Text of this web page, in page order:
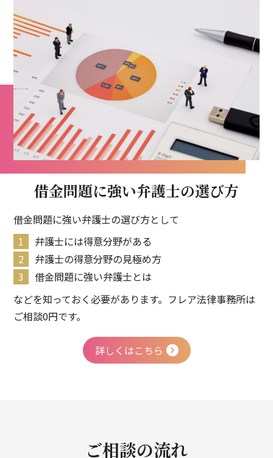
借金問題に強い弁護士の選び方
借金問題に強い弁護士の選び方として
弁護士には得意分野がある
弁護士の得意分野の見極め方
借金問題に強い弁護士とは
などを知っておく必要があります。フレア法律事務所は
ご相談0円です。
詳しくはこちら
ご相談の流れ